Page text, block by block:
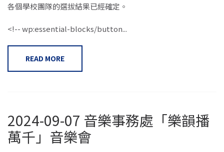
各個學校團隊的選拔結果已經確定。
<!-- wp:essential-blocks/button...
READ MORE
2024-09-07 音樂事務處「樂韻播
萬千」音樂會